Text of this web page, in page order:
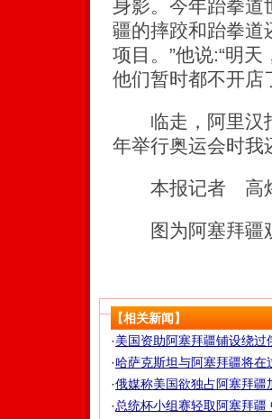
身影。今年跆拳道
疆的摔跤和跆拳道
项目。”他说:“明
他们暂时都不开店
临走，阿里汉指
年举行奥运会时我
本报记者 高
图为阿塞拜疆
【相关新闻】
·美国资助阿塞拜疆铺设绕过
·哈萨克斯坦与阿塞拜疆将在
·俄媒称美国欲独占阿塞拜疆
·总统杯小组赛轻取阿塞拜疆